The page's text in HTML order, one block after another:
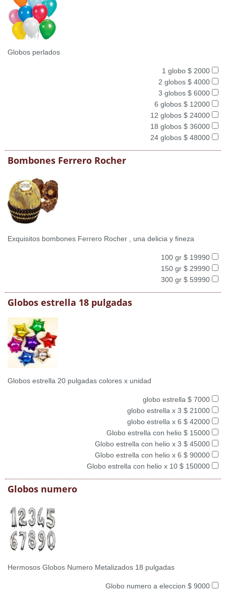
Globos perlados
1 globo $ 2000
2 globos $ 4000
3 globos $ 6000
6 globos $ 12000
12 globos $ 24000
18 globos $ 36000
24 globos $ 48000
Bombones Ferrero Rocher
Exquisitos bombones Ferrero Rocher , una delicia y fineza
100 gr $ 19990
150 gr $ 29990
300 gr $ 59990
Globos estrella 18 pulgadas
Globos estrella 20 pulgadas colores x unidad
globo estrella $ 7000
globo estrella x 3 $ 21000
globo estrella x 6 $ 42000
Globo estrella con helio $ 15000
Globo estrella con helio x 3 $ 45000
Globo estrella con helio x 6 $ 90000
Globo estrella con helio x 10 $ 150000
Globos numero
Hermosos Globos Numero Metalizados 18 pulgadas
Globo numero a eleccion $ 9000